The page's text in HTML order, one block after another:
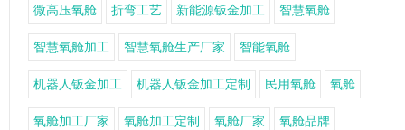
微高压氧舱 折弯工艺 新能源钣金加工 智慧氧舱
智慧氧舱加工 智慧氧舱生产厂家 智能氧舱
机器人钣金加工 机器人钣金加工定制 民用氧舱 氧舱
氧舱加工厂家 氧舱加工定制 氧舱厂家 氧舱品牌